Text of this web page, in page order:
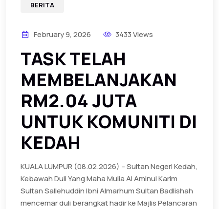
BERITA
February 9, 2026 3433 Views
TASK TELAH
MEMBELANJAKAN
RM2.04 JUTA
UNTUK KOMUNITI DI
KEDAH
KUALA LUMPUR (08.02.2026) – Sultan Negeri Kedah,
Kebawah Duli Yang Maha Mulia Al Aminul Karim
Sultan Sallehuddin Ibni Almarhum Sultan Badlishah
mencemar duli berangkat hadir ke Majlis Pelancaran